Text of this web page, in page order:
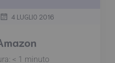
4 LUGLIO 2016
< 1 minuto